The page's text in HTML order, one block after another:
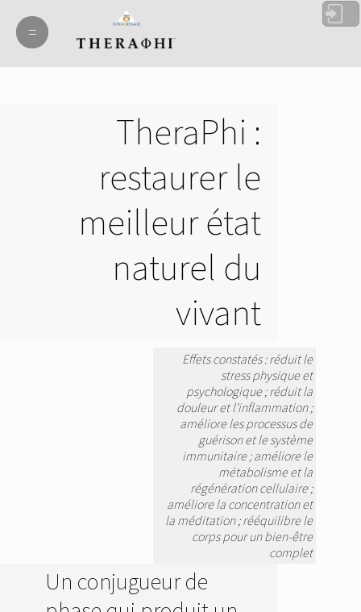
=
=
TheraPhi :
restaurer le
meilleur état
naturel du
vivant
Effets constatés : réduit le
stress physique et
psychologique ; réduit la
douleur et l'inflammation ;
améliore les processus de
guérison et le système
immunitaire ; améliore le
métabolisme et la
régénération cellulaire ;
améliore la concentration et
la méditation ; rééquilibre le
corps pour un bien-être
complet
Un conjugueur de